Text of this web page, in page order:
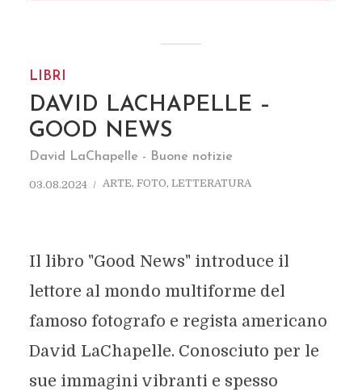
LIBRI
DAVID LACHAPELLE –
GOOD NEWS
David LaChapelle - Buone notizie
03.08.2024 ARTE, FOTO, LETTERATURA
Il libro "Good News" introduce il
lettore al mondo multiforme del
famoso fotografo e regista americano
David LaChapelle. Conosciuto per le
sue immagini vibranti e spesso